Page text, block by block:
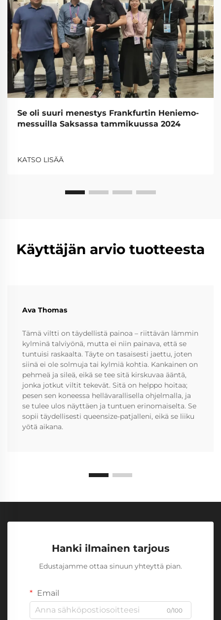
Se oli suuri menestys Frankfurtin Heniemo-
messuilla Saksassa tammikuussa 2024
KATSO LISÄÄ
Käyttäjän arvio tuotteesta
Ava Thomas
Tämä viltti on täydellistä painoa – riittävän lämmin
kylminä talviyönä, mutta ei niin painava, että se
tuntuisi raskaalta. Täyte on tasaisesti jaettu, joten
siinä ei ole solmuja tai kylmiä kohtia. Kankainen on
pehmeä ja sileä, eikä se tee sitä kirskuvaa ääntä,
jonka jotkut viltit tekevät. Sitä on helppo hoitaa;
pesen sen koneessa hellävarallisella ohjelmalla, ja
se tulee ulos näyttäen ja tuntuen erinomaiselta. Se
sopii täydellisesti queensize-patjalleni, eikä se liiku
yötä aikana.
Hanki ilmainen tarjous
Edustajamme ottaa sinuun yhteyttä pian.
Email
0/100